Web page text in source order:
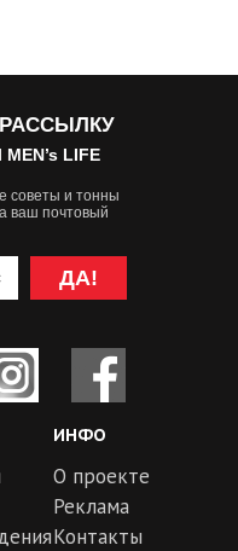
LIFE
советы и тонны
ваш почтовый
ДА!
ИНФО
О проекте
Реклама
Контакты